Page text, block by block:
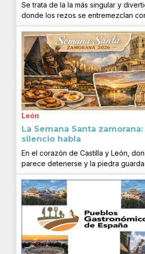
Se trata de la la más singular y
donde los rezos se entremezclan
León
La Semana Santa
silencio habla
En el corazón de Castilla y León,
parece detenerse y la piedra guarda